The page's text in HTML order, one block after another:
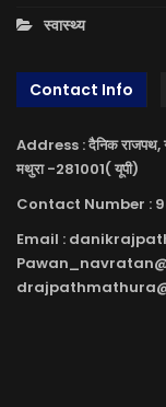
स्वास्थ्य
Contact Info
Address : दैनिक राजपथ,
मथुरा -281001( यूपी)
Contact Number :
Email :